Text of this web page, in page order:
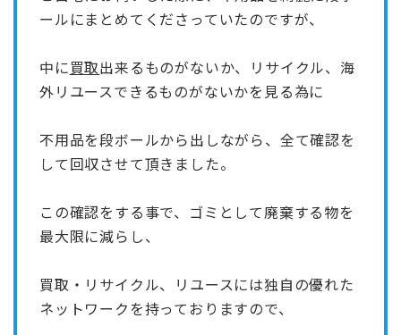
ールにまとめてくださっていたのですが、
中に買取出来るものがないか、リサイクル、海
外リユースできるものがないかを見る為に
不用品を段ボールから出しながら、全て確認を
して回収させて頂きました。
この確認をする事で、ゴミとして廃棄する物を
最大限に減らし、
買取・リサイクル、リユースには独自の優れた
ネットワークを持っておりますので、